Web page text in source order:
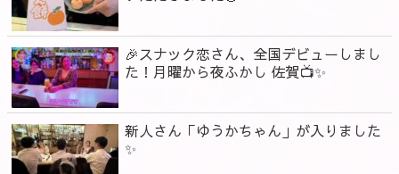
🎉スナック恋さん、全国デビューしまし
た！月曜から夜ふかし 佐賀📺✨
新人さん「ゆうかちゃん」が入りました
✨